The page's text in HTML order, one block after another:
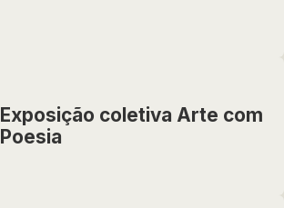
Exposição coletiva Arte com
Poesia